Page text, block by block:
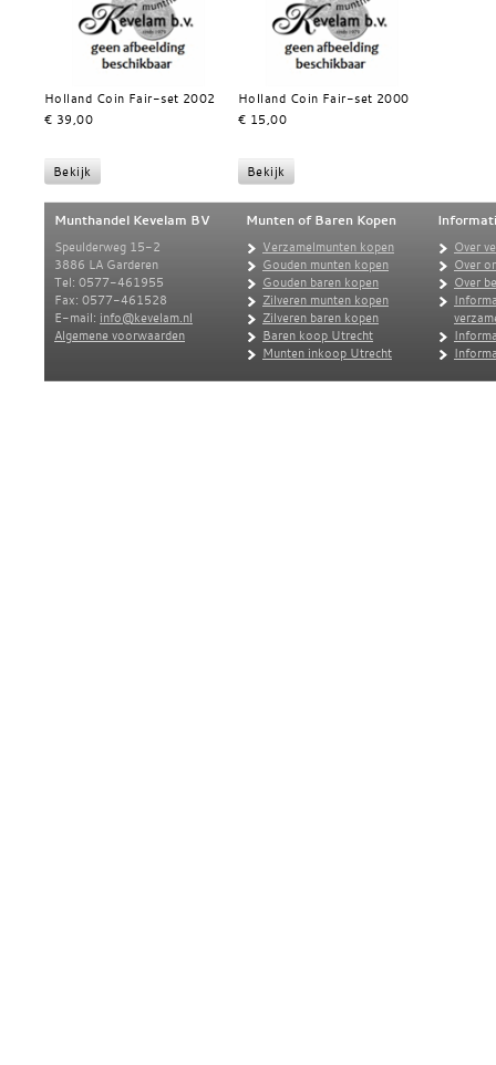
Holland Coin Fair-set 2002
€ 39,00
Holland Coin Fair-set 2000
€ 15,00
Munthandel Kevelam BV
Speulderweg 15-2
3886 LA Garderen
Tel: 0577-461955
Fax: 0577-461528
E-mail: info@kevelam.nl
Algemene voorwaarden
Munten of Baren Kopen
Verzamelmunten kopen
Gouden munten kopen
Gouden baren kopen
Zilveren munten kopen
Zilveren baren kopen
Baren koop Utrecht
Munten inkoop Utrecht
Over
Over
Over